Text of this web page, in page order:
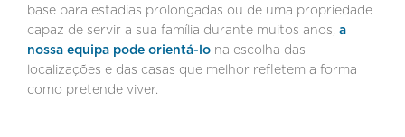
base para estadias prolongadas ou de uma propriedade
capaz de servir a sua família durante muitos anos, a
nossa equipa pode orientá-lo na escolha das
localizações e das casas que melhor refletem a forma
como pretende viver.